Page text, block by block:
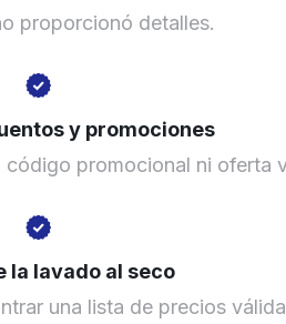
Ir al sitio web
proporcionó detalles.
y promociones
promocional ni oferta
la lavado al seco
una lista de precios